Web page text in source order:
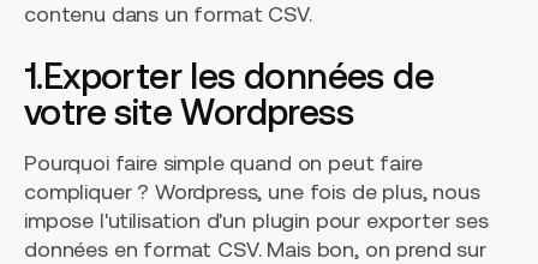
contenu dans un format CSV.
1.Exporter les données de
votre site Wordpress
Pourquoi faire simple quand on peut faire
compliquer ? Wordpress, une fois de plus, nous
impose l'utilisation d'un plugin pour exporter ses
données en format CSV. Mais bon, on prend sur